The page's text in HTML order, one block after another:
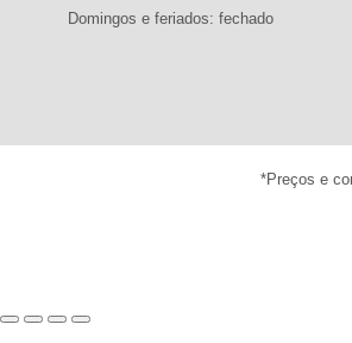
Domingos e feriados: fechado
*Preços e